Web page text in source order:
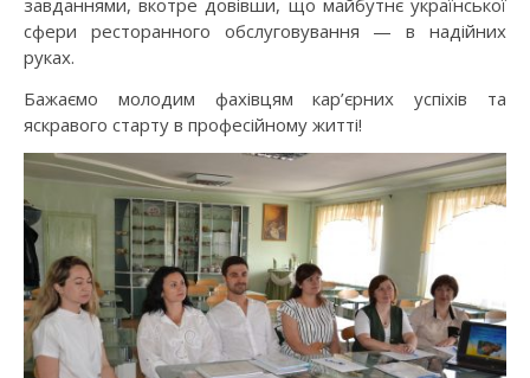
сфери ресторанного обслуговування — в надійних
руках.
Бажаємо молодим фахівцям кар’єрних успіхів та
яскравого старту в професійному житті!